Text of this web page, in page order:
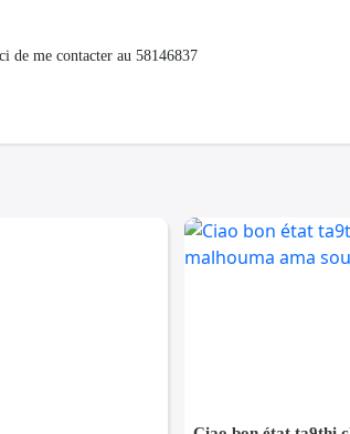
contacter au 58146837